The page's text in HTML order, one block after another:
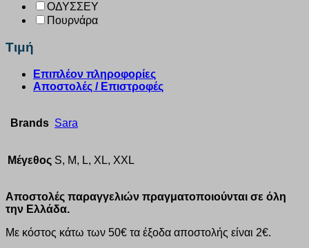
ΟΔΥΣΣΕΥ
Πουρνάρα
Τιμή
Επιπλέον πληροφορίες
Αποστολές / Επιστροφές
Brands Sara
Μέγεθος S, M, L, XL, XXL
Αποστολές παραγγελιών πραγματοποιούνται σε όλη
την Ελλάδα.
Με κόστος κάτω των 50€ τα έξοδα αποστολής είναι 2€.